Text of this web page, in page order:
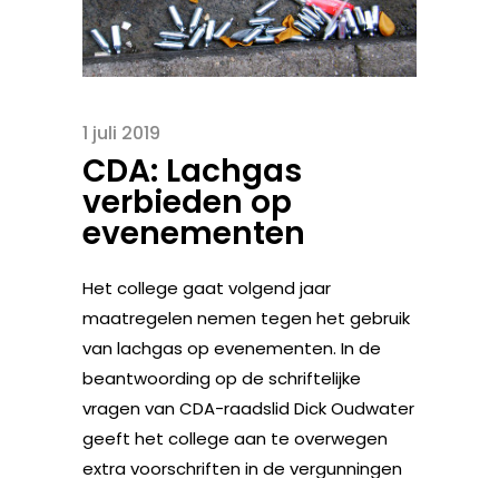
1 juli 2019
CDA: Lachgas
verbieden op
evenementen
Het college gaat volgend jaar
maatregelen nemen tegen het gebruik
van lachgas op evenementen. In de
beantwoording op de schriftelijke
vragen van CDA-raadslid Dick Oudwater
geeft het college aan te overwegen
extra voorschriften in de vergunningen